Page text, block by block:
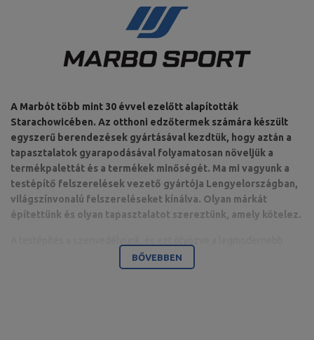
A Marbót több mint 30 évvel ezelőtt alapították
Starachowicében. Az otthoni edzőtermek számára készült
egyszerű berendezések gyártásával kezdtük, hogy aztán a
tapasztalatok gyarapodásával folyamatosan növeljük a
termékpalettát és a termékek minőségét. Ma mi vagyunk a
testépítő felszerelések vezető gyártója Lengyelországban,
világszínvonalú felszereléseket kínálva. Olyan márkát
építettünk és olyan tapasztalatot szereztünk, amely kötelez.
gépparkunkkal, képesek vagyunk a legmagasabb minőségű, a
részletekre odafigyelő, és mindenekelőtt az Ön kényelmét és
BŐVEBBEN